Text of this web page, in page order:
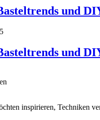
und
und
inspirieren, Techniken